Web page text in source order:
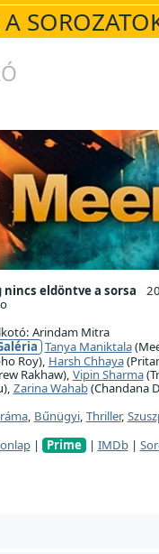
nincs eldöntve a sorsa
Arindam Mitra
Tanya Maniktala
Roy), Harsh Chhaya
Rakhaw), Vipin Sharma
Zarina Wahab(Chandana
, Bűnügyi, Thriller,
| Prime | IMDb|